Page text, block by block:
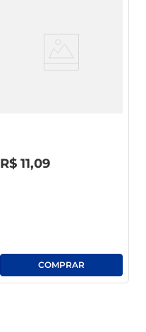
R$ 11,09